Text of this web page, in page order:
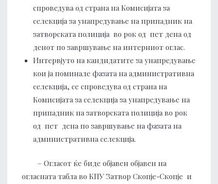
спроведува од страна на Комисијата за
селекција за унапредување на припадник на
затворската полиција во рок од пет дена од
денот по завршување на интерниот оглас.
Интервјуто на кандидатите за унапредување
кои ја поминале фазата на административна
селекција, се спроведува од страна на
Комисијата за селекција за унапредување на
припадник на затворската полиција во рок
од пет дена по завршување на фазата на
административна селекција.
– Оглaсот ќе биде објавен објавен на
огласната табла во КПУ Затвор Скопје-Скопје и